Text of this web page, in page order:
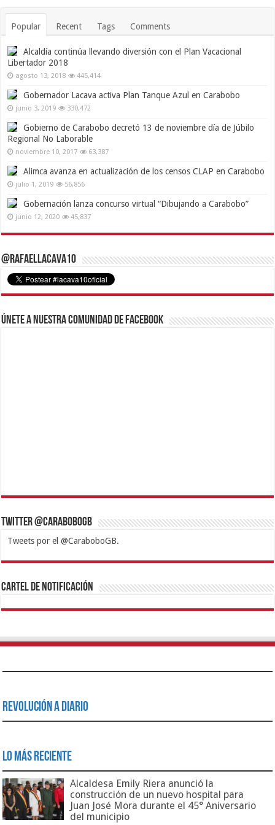
Popular Recent Tags Comments
Alcaldía continúa llevando diversión con el Plan Vacacional
Libertador 2018
agosto 13, 2018 445,414
Gobernador Lacava activa Plan Tanque Azul en Carabobo
junio 3, 2019 330,472
Gobierno de Carabobo decretó 13 de noviembre día de Júbilo
Regional No Laborable
noviembre 10, 2017 63,387
Alimca avanza en actualización de los censos CLAP en Carabobo
julio 1, 2019 56,856
Gobernación lanza concurso virtual “Dibujando a Carabobo”
junio 12, 2020 45,837
@RafaelLacava10
Únete a nuestra comunidad de Facebook
Twitter @CaraboboGB
Tweets por el @CaraboboGB.
1xbetBetturkeyBetistKralbetSupertotobetTipobetMatadorbetMariobet
https://mvbcasino.com/
Cartel de Notificación
Revolución a Diario
Lo Más Reciente
Alcaldesa Emily Riera anunció la
construcción de un nuevo hospital para
Juan José Mora durante el 45° Aniversario
del municipio